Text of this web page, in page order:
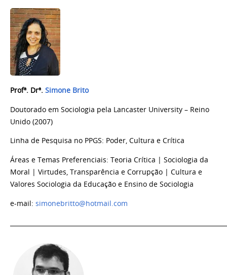
Profª. Drª. Simone Brito
Doutorado em Sociologia pela Lancaster University – Reino
Unido (2007)
Linha de Pesquisa no PPGS: Poder, Cultura e Crítica
Áreas e Temas Preferenciais: Teoria Crítica | Sociologia da
Moral | Virtudes, Transparência e Corrupção | Cultura e
Valores Sociologia da Educação e Ensino de Sociologia
e-mail: simonebritto@hotmail.com